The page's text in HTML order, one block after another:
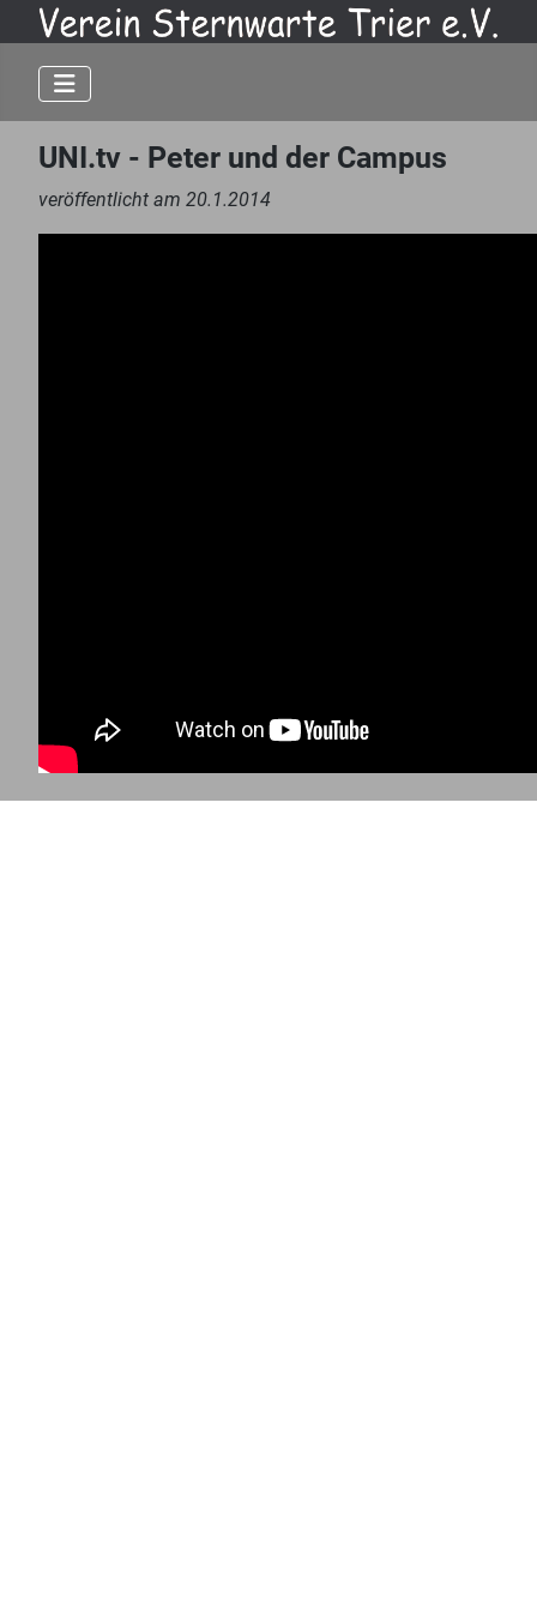
UNI.tv - Peter und der Campus
veröffentlicht am 20.1.2014